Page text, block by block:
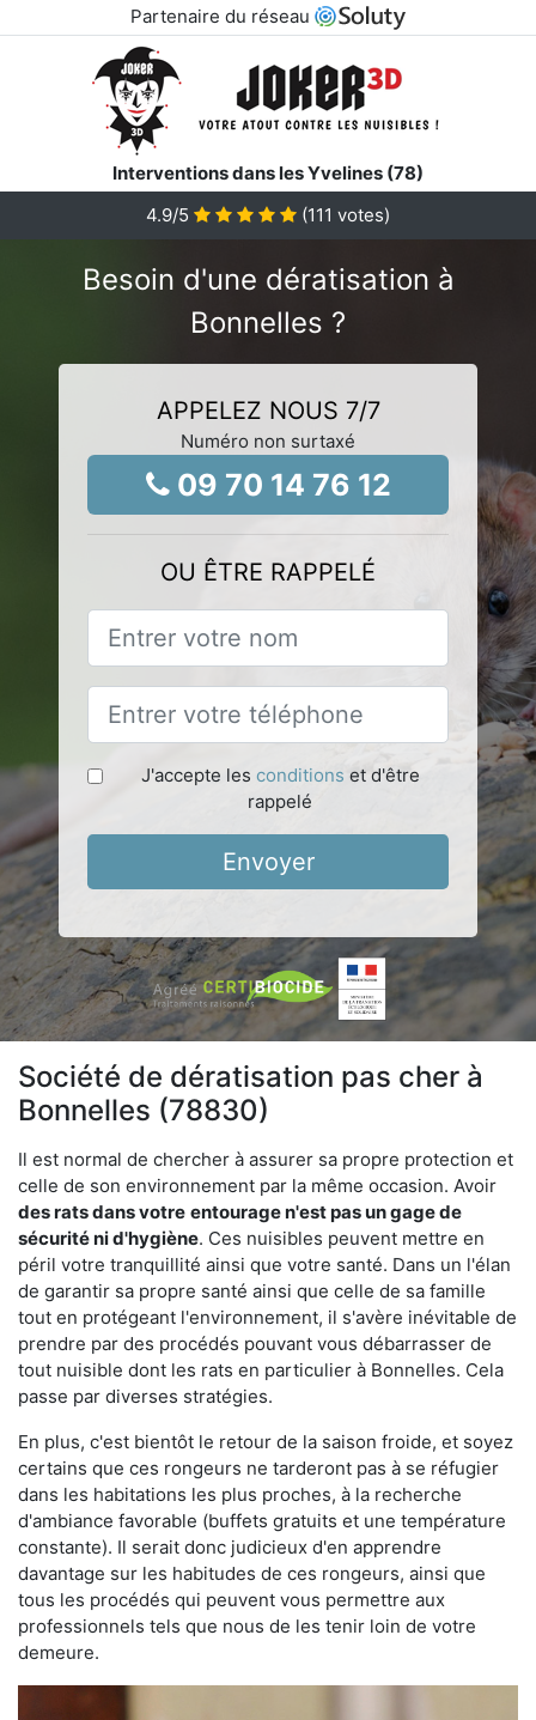
Partenaire du réseau
Interventions dans les Yvelines (78)
4.9/5 (111 votes)
Besoin d'une dératisation à
Bonnelles ?
APPELEZ NOUS 7/7
Numéro non surtaxé
09 70 14 76 12
OU ÊTRE RAPPELÉ
J'accepte les conditions et d'être
rappelé
Envoyer
Société de dératisation pas cher à
Bonnelles (78830)
Il est normal de chercher à assurer sa propre protection et
celle de son environnement par la même occasion. Avoir
des rats dans votre entourage n'est pas un gage de
sécurité ni d'hygiène. Ces nuisibles peuvent mettre en
péril votre tranquillité ainsi que votre santé. Dans un l'élan
de garantir sa propre santé ainsi que celle de sa famille
tout en protégeant l'environnement, il s'avère inévitable de
prendre par des procédés pouvant vous débarrasser de
tout nuisible dont les rats en particulier à Bonnelles. Cela
passe par diverses stratégies.
En plus, c'est bientôt le retour de la saison froide, et soyez
certains que ces rongeurs ne tarderont pas à se réfugier
dans les habitations les plus proches, à la recherche
d'ambiance favorable (buffets gratuits et une température
constante). Il serait donc judicieux d'en apprendre
davantage sur les habitudes de ces rongeurs, ainsi que
tous les procédés qui peuvent vous permettre aux
professionnels tels que nous de les tenir loin de votre
demeure.